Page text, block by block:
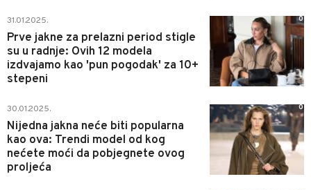
31.01.2025.
Prve jakne za prelazni period stigle
su u radnje: Ovih 12 modela
izdvajamo kao 'pun pogodak' za 10+
stepeni
0
30.01.2025.
Nijedna jakna neće biti popularna
kao ova: Trendi model od kog
nećete moći da pobjegnete ovog
proljeća
0